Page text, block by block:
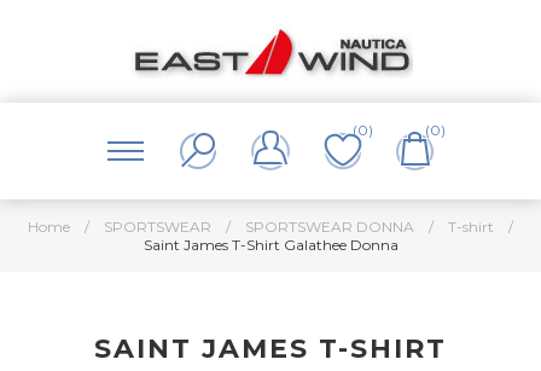
(0) (0)
Home / SPORTSWEAR / SPORTSWEAR DONNA / T-shirt
/
Saint James T-Shirt Galathee Donna
SAINT JAMES T-SHIRT